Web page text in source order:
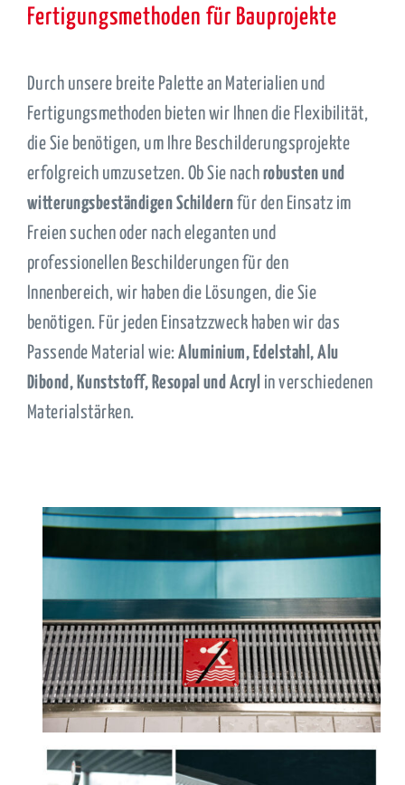
Fertigungsmethoden für Bauprojekte
Durch unsere breite Palette an Materialien und
Fertigungsmethoden bieten wir Ihnen die Flexibilität,
die Sie benötigen, um Ihre Beschilderungsprojekte
erfolgreich umzusetzen. Ob Sie nach robusten und
witterungsbeständigen Schildern für den Einsatz im
Freien suchen oder nach eleganten und
professionellen Beschilderungen für den
Innenbereich, wir haben die Lösungen, die Sie
benötigen. Für jeden Einsatzzweck haben wir das
Passende Material wie:Aluminium, Edelstahl, Alu
Dibond, Kunststoff, Resopal und Acryl in verschiedenen
Materialstärken.